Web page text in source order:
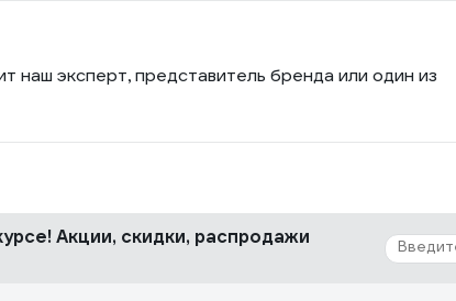
наш эксперт, представитель бренда или один из
Акции, скидки, распродажи